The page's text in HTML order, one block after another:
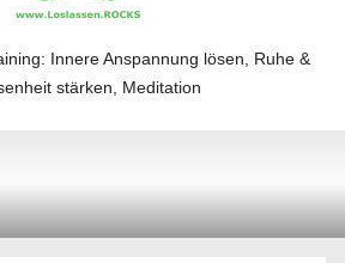
Innere Anspannung lösen, Ruhe &
stärken, Meditation